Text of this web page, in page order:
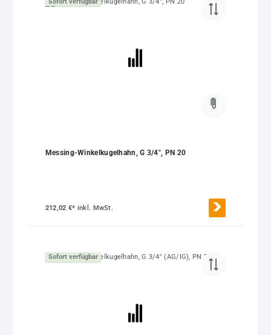
Messing-Winkelkugelhahn, G 3/4", PN 20
212,02 €* inkl. MwSt.
Sofort verfügbar